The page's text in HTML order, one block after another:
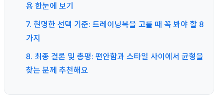
용 한눈에 보기
7. 현명한 선택 기준: 트레이닝복을 고를 때 꼭 봐야 할 8
가지
8. 최종 결론 및 총평: 편안함과 스타일 사이에서 균형을
찾는 분께 추천해요